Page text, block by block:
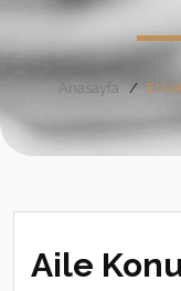
Anasayfa
Aile